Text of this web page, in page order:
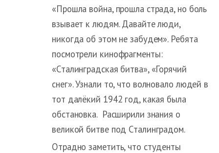
«Прошла война, прошла страда, но боль
взывает к людям. Давайте люди,
никогда об этом не забудем». Ребята
посмотрели кинофрагменты:
«Сталинградская битва», «Горячий
снег». Узнали то, что волновало людей в
тот далёкий 1942 год, какая была
обстановка. Расширили знания о
великой битве под Сталинградом.
Отрадно заметить, что студенты